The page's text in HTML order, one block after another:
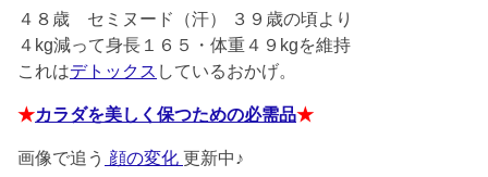
４８歳 セミヌード（汗） ３９歳の頃より
４kg減って身長１６５・体重４９kgを維持
これはデトックス しているおかげ。
★カラダを美しく保つための必需品★
画像で追う 顔の変化 更新中♪